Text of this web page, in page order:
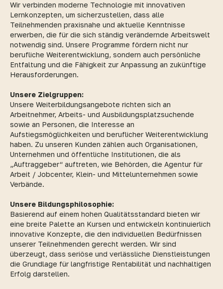
Wir verbinden moderne Technologie mit innovativen
Lernkonzepten, um sicherzustellen, dass alle
Teilnehmenden praxisnahe und aktuelle Kenntnisse
erwerben, die für die sich ständig verändernde Arbeitswelt
notwendig sind. Unsere Programme fördern nicht nur
berufliche Weiterentwicklung, sondern auch persönliche
Entfaltung und die Fähigkeit zur Anpassung an zukünftige
Herausforderungen.
Unsere Zielgruppen:
Unsere Weiterbildungsangebote richten sich an
Arbeitnehmer, Arbeits- und Ausbildungsplatzsuchende
sowie an Personen, die Interesse an
Aufstiegsmöglichkeiten und beruflicher Weiterentwicklung
haben. Zu unseren Kunden zählen auch Organisationen,
Unternehmen und öffentliche Institutionen, die als
„Auftraggeber“ auftreten, wie Behörden, die Agentur für
Arbeit / Jobcenter, Klein- und Mittelunternehmen sowie
Verbände.
Unsere Bildungsphilosophie:
Basierend auf einem hohen Qualitätsstandard bieten wir
eine breite Palette an Kursen und entwickeln kontinuierlich
innovative Konzepte, die den individuellen Bedürfnissen
unserer Teilnehmenden gerecht werden. Wir sind
überzeugt, dass seriöse und verlässliche Dienstleistungen
die Grundlage für langfristige Rentabilität und nachhaltigen
Erfolg darstellen.